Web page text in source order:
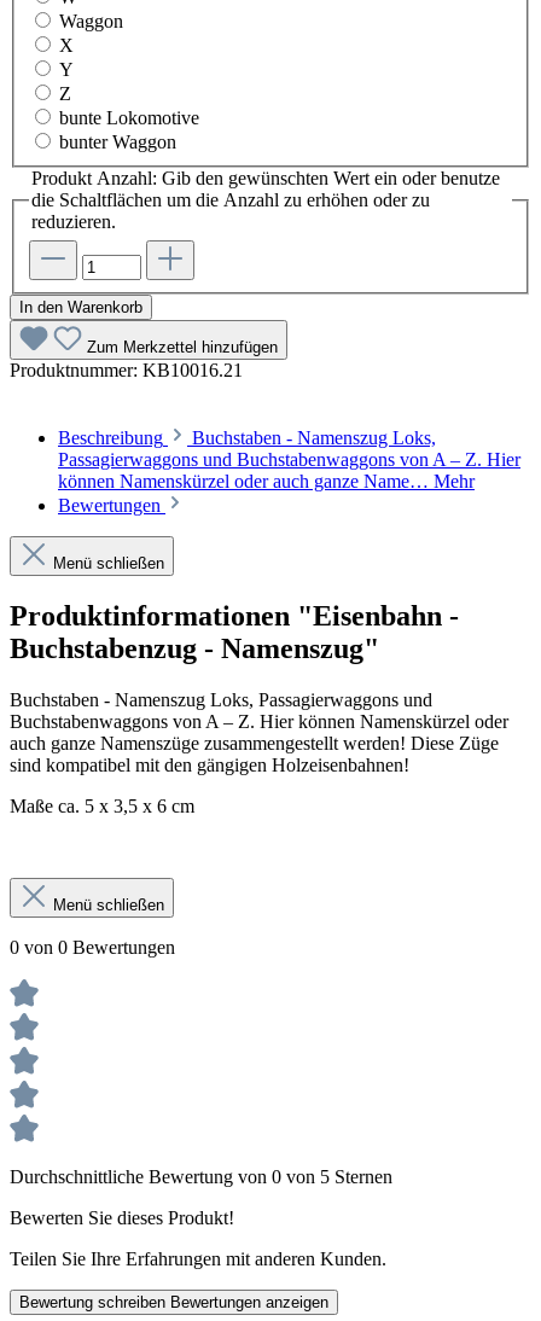
Waggon
X
Y
Z
bunte Lokomotive
bunter Waggon
Produkt Anzahl: Gib den gewünschten Wert ein oder benutze
die Schaltflächen um die Anzahl zu erhöhen oder zu
reduzieren.
In den Warenkorb
Zum Merkzettel hinzufügen
Produktnummer: KB10016.21
Beschreibung
Buchstaben - Namenszug Loks,
Passagierwaggons und Buchstabenwaggons von A – Z. Hier
können Namenskürzel oder auch ganze Name… Mehr
Bewertungen
Menü schließen
Produktinformationen "Eisenbahn -
Buchstabenzug - Namenszug"
Buchstaben - Namenszug Loks, Passagierwaggons und
Buchstabenwaggons von A – Z. Hier können Namenskürzel oder
auch ganze Namenszüge zusammengestellt werden! Diese Züge
sind kompatibel mit den gängigen Holzeisenbahnen!
Maße ca. 5 x 3,5 x 6 cm
Menü schließen
0 von 0 Bewertungen
Durchschnittliche Bewertung von 0 von 5 Sternen
Bewerten Sie dieses Produkt!
Teilen Sie Ihre Erfahrungen mit anderen Kunden.
Bewertung schreiben Bewertungen anzeigen